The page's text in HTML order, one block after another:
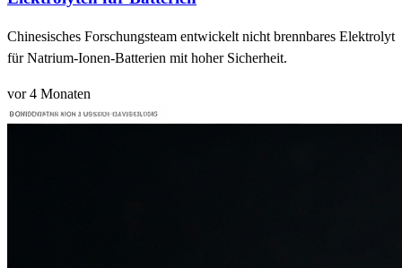
Chinesisches Forschungsteam entwickelt nicht brennbares Elektrolyt
für Natrium-Ionen-Batterien mit hoher Sicherheit.
vor 4 Monaten